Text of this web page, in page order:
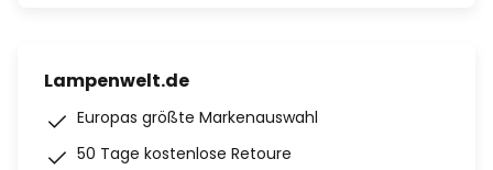
Lampenwelt.de
Europas größte Markenauswahl
50 Tage kostenlose Retoure